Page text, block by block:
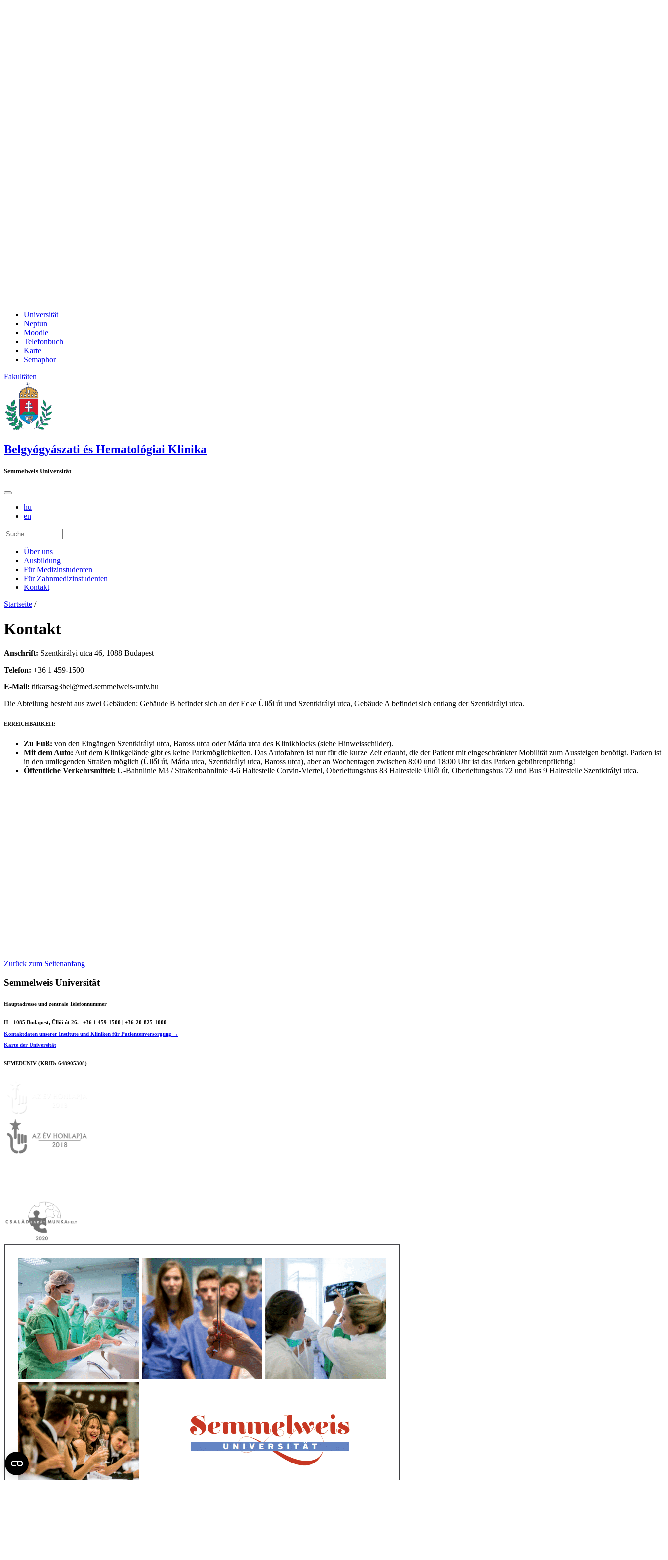
Universität
Neptun
Moodle
Telefonbuch
Karte
Semaphor
Fakultäten
Belgyógyászati és Hematológiai Klinika
Semmelweis Universität
hu
en
Über uns
Ausbildung
Für Medizinstudenten
Für Zahnmedizinstudenten
Kontakt
Startseite /
Kontakt
Anschrift: Szentkirályi utca 46, 1088 Budapest
Telefon: +36 1 459-1500
E-Mail: titkarsag3bel@med.semmelweis-univ.hu
Die Abteilung besteht aus zwei Gebäuden: Gebäude B befindet sich an der Ecke Üllői út und Szentkirályi utca, Gebäude A befindet sich entlang der Szentkirályi utca.
ERREICHBARKEIT:
Zu Fuß: von den Eingängen Szentkirályi utca, Baross utca oder Mária utca des Klinikblocks (siehe Hinweisschilder).
Mit dem Auto: Auf dem Klinikgelände gibt es keine Parkmöglichkeiten. Das Autofahren ist nur für die kurze Zeit erlaubt, die der Patient mit eingeschränkter Mobilität zum Aussteigen benötigt. Parken ist
in den umliegenden Straßen möglich (Üllői út, Mária utca, Szentkirályi utca, Baross utca), aber an Wochentagen zwischen 8:00 und 18:00 Uhr ist das Parken gebührenpflichtig!
Öffentliche Verkehrsmittel: U-Bahnlinie M3 / Straßenbahnlinie 4-6 Haltestelle Corvin-Viertel, Oberleitungsbus 83 Haltestelle Üllői út, Oberleitungsbus 72 und Bus 9 Haltestelle Szentkirályi utca.
Zurück zum Seitenanfang
Semmelweis Universität
Hauptadresse und zentrale Telefonnummer
H - 1085 Budapest, Üllői út 26.
+36 1 459-1500 | +36-20-825-1000
Kontaktdaten unserer Institute und Kliniken für Patientenversorgung →
Karte der Universität
SEMEDUNIV (KRID: 648905308)